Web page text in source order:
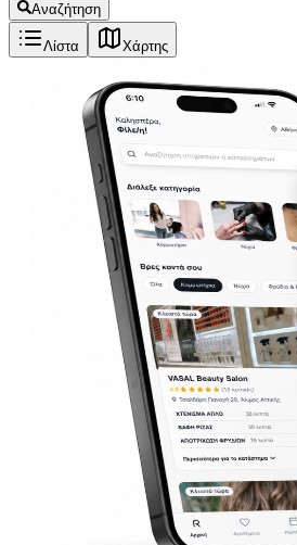
Αναζήτηση
Λίστα Χάρτης